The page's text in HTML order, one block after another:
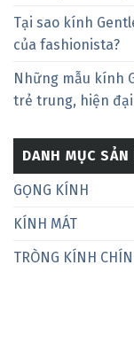
Tại sao kính
của fashionista?
Những mẫu kính
trẻ trung, hiện
DANH MỤC SẢN
GỌNG KÍNH
KÍNH MÁT
TRÒNG KÍNH